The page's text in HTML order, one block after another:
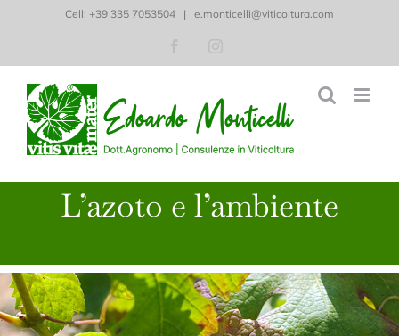
contenuto
Cell: ‭+39 335 7053504‬ | e.monticelli@viticoltura.com
L’azoto e l’ambiente